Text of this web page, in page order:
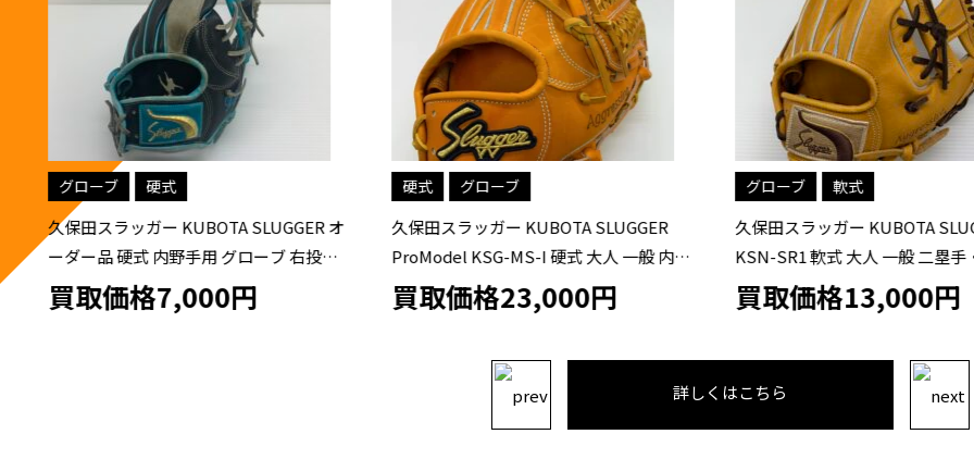
硬式 グローブ
久保田スラッガー KUBOTA SLUGGER
ProModel KSG-MS-I 硬式 大人 一般 内野
手用 グローブ グラブ 右投げ タグ付き 野
球
買取価格23,000円
グローブ 軟式
久保田スラッガー KUBOTA SLUGGER
KSN-SR1 軟式 大人 一般 二塁手・遊撃手
用 グローブ グラブ 右投げ タグ付き 野球
買取価格13,000円
グローブ 硬式
久保田スラッガー KUBOTA
式 外野手用グローブ KSG-T51
買取価格19,000円
詳しくはこちら